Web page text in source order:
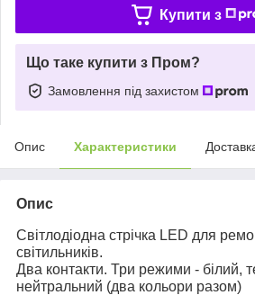
Купити з
Що таке купити з Пром?
Замовлення під захистом
Опис Характеристики
Опис
Світлодіодна стрічка LED для
світильників.
Два контакти. Три режими - білий,
нейтральний (два кольори разом)